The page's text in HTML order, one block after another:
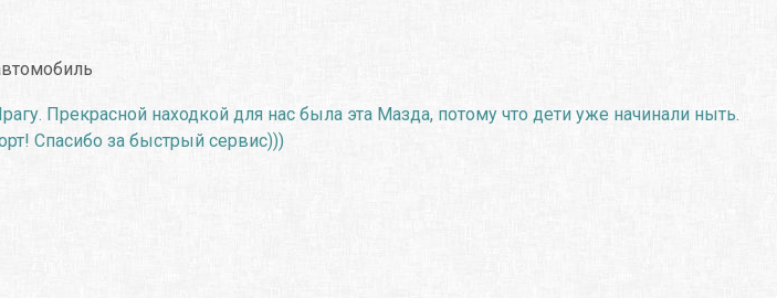
Прекрасной находкой для нас была эта Мазда, потому что дети уже начинали ныть.
Спасибо за быстрый сервис)))